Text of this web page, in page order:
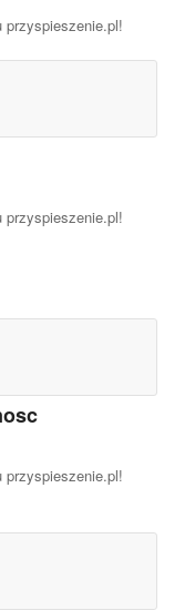
przyspieszenie.pl!
przyspieszenie.pl!
przyspieszenie.pl!